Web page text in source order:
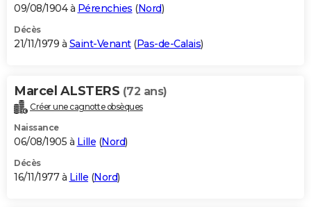
09/08/1904 à Pérenchies (Nord)
Décès
21/11/1979 à Saint-Venant(Pas-de-Calais)
Marcel ALSTERS (72 ans)
Créer une cagnotte obsèques
Naissance
06/08/1905 à Lille (Nord)
Décès
16/11/1977 à Lille (Nord)